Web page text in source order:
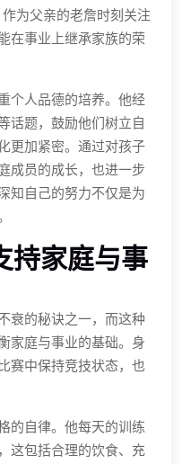
为父亲的老詹时刻关注
在事业上继承家族的荣
个人品德的培养。他经
话题，鼓励他们树立自
更加紧密。通过对孩子
成员的成长，也进一步
知自己的努力不仅是为
持家庭与事
衰的秘诀之一，而这种
家庭与事业的基础。身
赛中保持竞技状态，也
的自律。他每天的训练
这包括合理的饮食、充